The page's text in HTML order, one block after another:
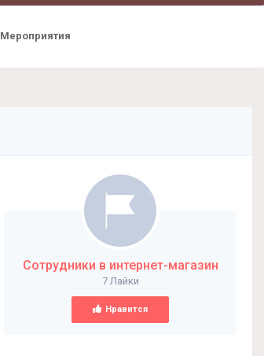
Мероприятия
Сотрудники в интернет-магазин
7 Лайки
Нравится